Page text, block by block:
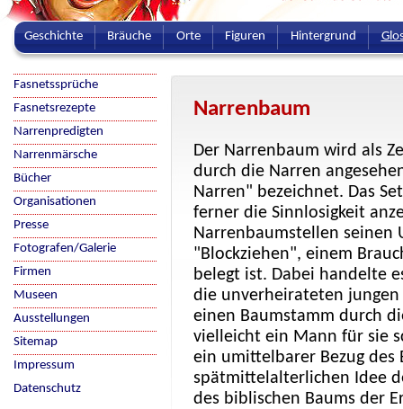
Geschichte Bräuche Orte Figuren Hintergrund
Narrenbaum
Der Narrenbaum wird als
durch die Narren
Narren" bezeichnet. Das
ferner die Sinnlosigkeit
Narrenbaumstellen seinen
"Blockziehen", einem
belegt ist. Dabei handelte
die unverheirateten
einen Baumstamm durch
vielleicht ein Mann für sie
ein umittelbarer Bezug des
spätmittelalterlichen Idee
des biblischen Baums der
Fasnetssprüche
Fasnetsrezepte
Narrenpredigten
Narrenmärsche
Bücher
Organisationen
Presse
Fotografen/Galerie
Firmen
Museen
Ausstellungen
Sitemap
Impressum
Datenschutz